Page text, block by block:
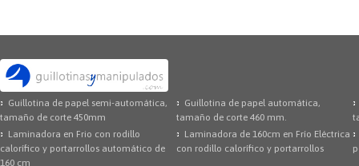
Guillotina de papel semi-automática,
tamaño de corte 450mm
Guillotina de papel automática,
tamaño de corte 460 mm.
Laminadora en Frio con rodillo
calorífico y portarrollos automático de
160 cm
Laminadora de 160cm en Frío Eléctrica
con rodillo calorífico y portarrollos